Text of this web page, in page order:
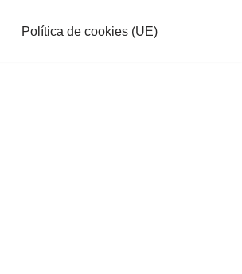
Política de cookies (UE)